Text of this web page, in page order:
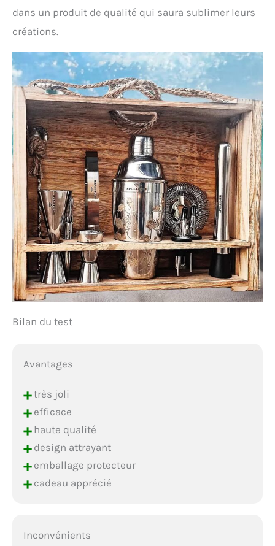
dans un produit de qualité qui saura sublimer leurs
créations.
Bilan du test
Avantages
+très joli
+efficace
+haute qualité
+design attrayant
+emballage protecteur
+cadeau apprécié
Inconvénients